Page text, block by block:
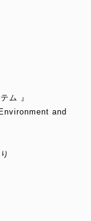
ム 』
and